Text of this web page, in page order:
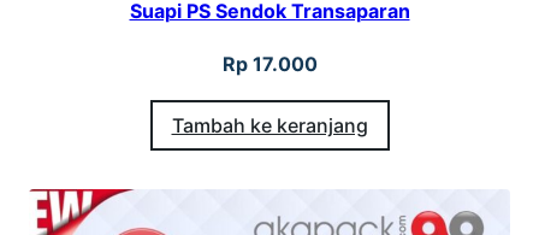
Suapi PS Sendok Transaparan
Rp17.000
Tambah ke keranjang